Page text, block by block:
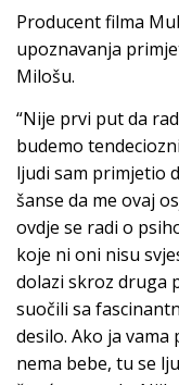
Producent filma
upoznavanja
Milošu.
“Nije prvi put da
budemo
ljudi sam primjetio
šanse da me ovaj
ovdje se radi o
koje ni oni nisu
dolazi skroz druga
suočili sa
desilo. Ako ja
nema bebe, tu se